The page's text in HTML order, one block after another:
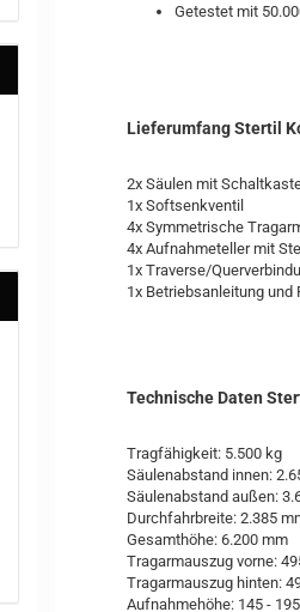
Getestet mit
Lieferumfang Stertil
2x Säulen mit
1x Softsenkventil
4x Symmetrische
4x Aufnahmeteller mit
1x Traverse/
1x Betriebsanleitung und
Technische Daten
Tragfähigkeit: 5.500 kg
Säulenabstand innen:
Säulenabstand außen:
Durchfahrbreite: 2.385
Gesamthöhe: 6.200 mm
Tragarmauszug vorne:
Tragarmauszug hinten:
Aufnahmehöhe: 145 -